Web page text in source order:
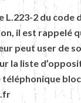
L.223-2 du code
il est rappelé
peut user de
la liste
téléphonique